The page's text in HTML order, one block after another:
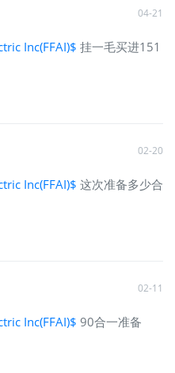
04-21
Inc(FFAI)$ 挂一毛买进151
02-20
Inc(FFAI)$ 这次准备多少合
02-11
Inc(FFAI)$ 90合一准备